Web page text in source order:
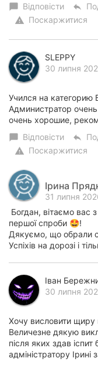
chat_bubble Відповісти reply
warning Поскаржитися
SLEPPY
30 липня
Учился на категорию
Администратор
очень хорошие,
chat_bubble Відповісти reply
warning Поскаржитися
Ірина
31 липня
Богдан, вітаємо вас
першої спроби 🤩!
Дякуємо, що обрали
Успіхів на дорозі і
Іван
30 липня
Хочу висловити щиру
Величезне дякую
після яких здав
адміністратору Ірині